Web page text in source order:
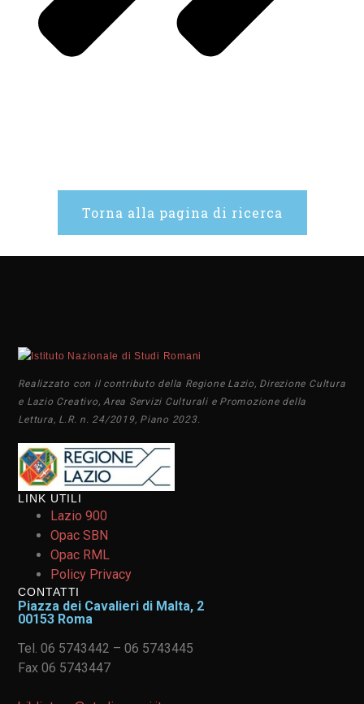
Torna alla pagina di ricerca
Realizzato con il contributo della Regione Lazio, Direzione Cultura
e Lazio Creativo, Area Servizi Culturali e Promozione della
Lettura, L.R. n. 24/2019, Piano 2023.
LINK UTILI
Lazio 900
Opac SBN
Opac RML
Policy Privacy
CONTATTI
Piazza dei Cavalieri di Malta, 2
00153 Roma
Tel. 06 5743442 – 06 5743445
Fax 06 5743447